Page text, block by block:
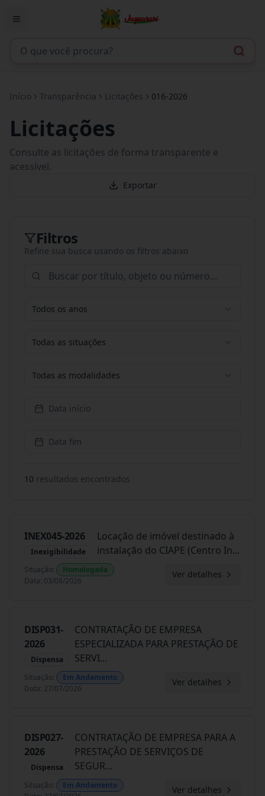
Início Transparência Licitações 016-2026
Licitações
Consulte as licitações de forma transparente e
acessível.
Exportar
Filtros
Refine sua busca usando os filtros abaixo
Todos os anos
Todas as situações
Todas as modalidades
Data início
Data fim
10 resultados encontrados
INEX045-2026
Inexigibilidade
Locação de imóvel destinado à
instalação do CIAPE (Centro In...
Situação:
Homologada
Data: 03/08/2026
Ver detalhes
DISP031-
2026
Dispensa
CONTRATAÇÃO DE EMPRESA
ESPECIALIZADA PARA PRESTAÇÃO DE
SERVI...
Situação:
Em Andamento
Data: 27/07/2026
Ver detalhes
DISP027-
2026
Dispensa
CONTRATAÇÃO DE EMPRESA PARA A
PRESTAÇÃO DE SERVIÇOS DE
SEGUR...
Situação:
Em Andamento
Ver detalhes